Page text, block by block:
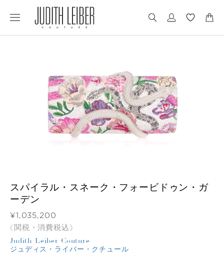
to
to
スパイラル・スネーク・フォービドゥン・ガ
ーデン
価格
¥1,035,200
(関税・消費税込)
Judith Leiber Couture
ジュディス・ライバー・クチュール